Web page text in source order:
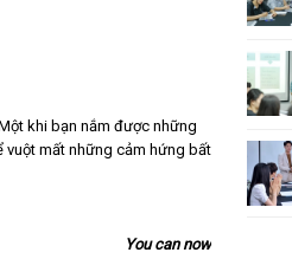
khi bạn nắm được những
vuột mất những cảm hứng bất
You can now